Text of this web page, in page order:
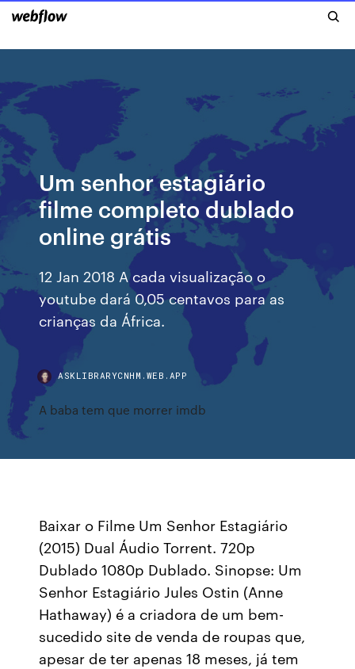
Um senhor estagiário
filme completo dublado
online grátis
12 Jan 2018 A cada visualização o
youtube dará 0,05 centavos para as
crianças da África.
ASKLIBRARYCNHM.WEB.APP
A baba tem que morrer imdb
Baixar o Filme Um Senhor Estagiário
(2015) Dual Áudio Torrent. 720p
Dublado 1080p Dublado. Sinopse: Um
Senhor Estagiário Jules Ostin (Anne
Hathaway) é a criadora de um bem-
sucedido site de venda de roupas que,
apesar de ter apenas 18 meses, já tem